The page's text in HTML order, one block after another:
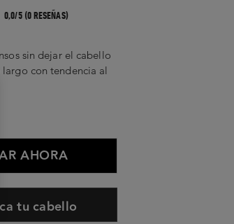
0,0/5 (0 RESEÑAS)
sin dejar el cabello
con tendencia al
AHORA
tu cabello